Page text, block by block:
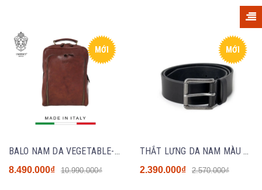
MỚI
BALO NAM DA VEGETABLE-TANNED CALFSKIN 681 - DARK BROWN - MEDICI OF FLORENCE - SẢN XUẤT THỦ CÔNG TẠI ITALIA
8.490.000₫ 10.990.000₫
MỚI
THẮT LƯNG DA NAM MÀU ĐEN - BOSS - NHẬP KHẨU CHÍNH HÃNG TỪ ITALIA
2.390.000₫ 2.570.000₫